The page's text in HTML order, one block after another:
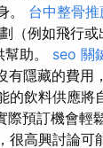
。 台中整骨推
（例如飛行
助。 seo 關
有隱藏的費用
飲料供應將
際預訂機會輕
很高興討論可